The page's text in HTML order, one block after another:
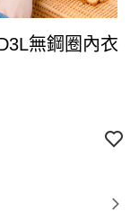
無鋼圈內衣